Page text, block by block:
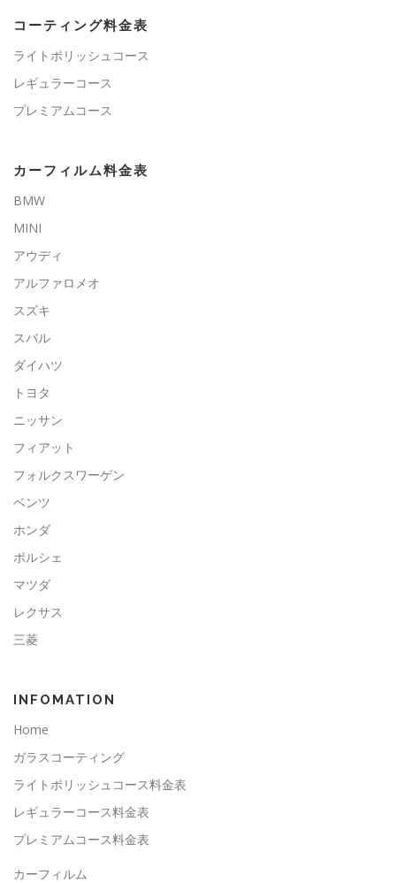
コーティング料金表
ライトポリッシュコース
レギュラーコース
プレミアムコース
カーフィルム料金表
BMW
MINI
アウディ
アルファロメオ
スズキ
スバル
ダイハツ
トヨタ
ニッサン
フィアット
フォルクスワーゲン
ベンツ
ホンダ
ポルシェ
マツダ
レクサス
三菱
INFOMATION
Home
ガラスコーティング
ライトポリッシュコース料金表
レギュラーコース料金表
プレミアムコース料金表
カーフィルム